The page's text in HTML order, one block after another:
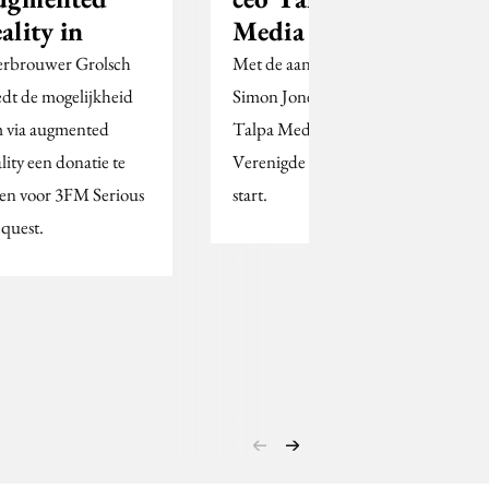
in
Grolsch
de mogelijkheid
via augmented
een donatie te
voor 3FM Serious
Media USA
Met de aanstelling van
Simon Jones als ceo gaat
Talpa Media ook in de
Verenigde Staten van
start.